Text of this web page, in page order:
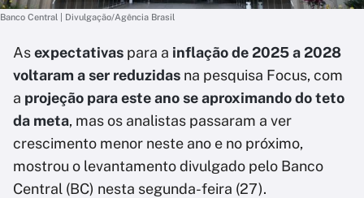
Banco Central | Divulgação/Agência Brasil
Asexpectativas para a inflação de 2025 a 2028
voltaram a ser reduzidas na pesquisa Focus, com
a projeção para este ano se aproximando do teto
da meta, mas os analistas passaram a ver
crescimento menor neste ano e no próximo,
mostrou o levantamento divulgado pelo Banco
Central (BC) nesta segunda-feira (27).